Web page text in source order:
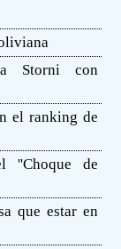
Storni con
el ranking de
''Choque de
que estar en